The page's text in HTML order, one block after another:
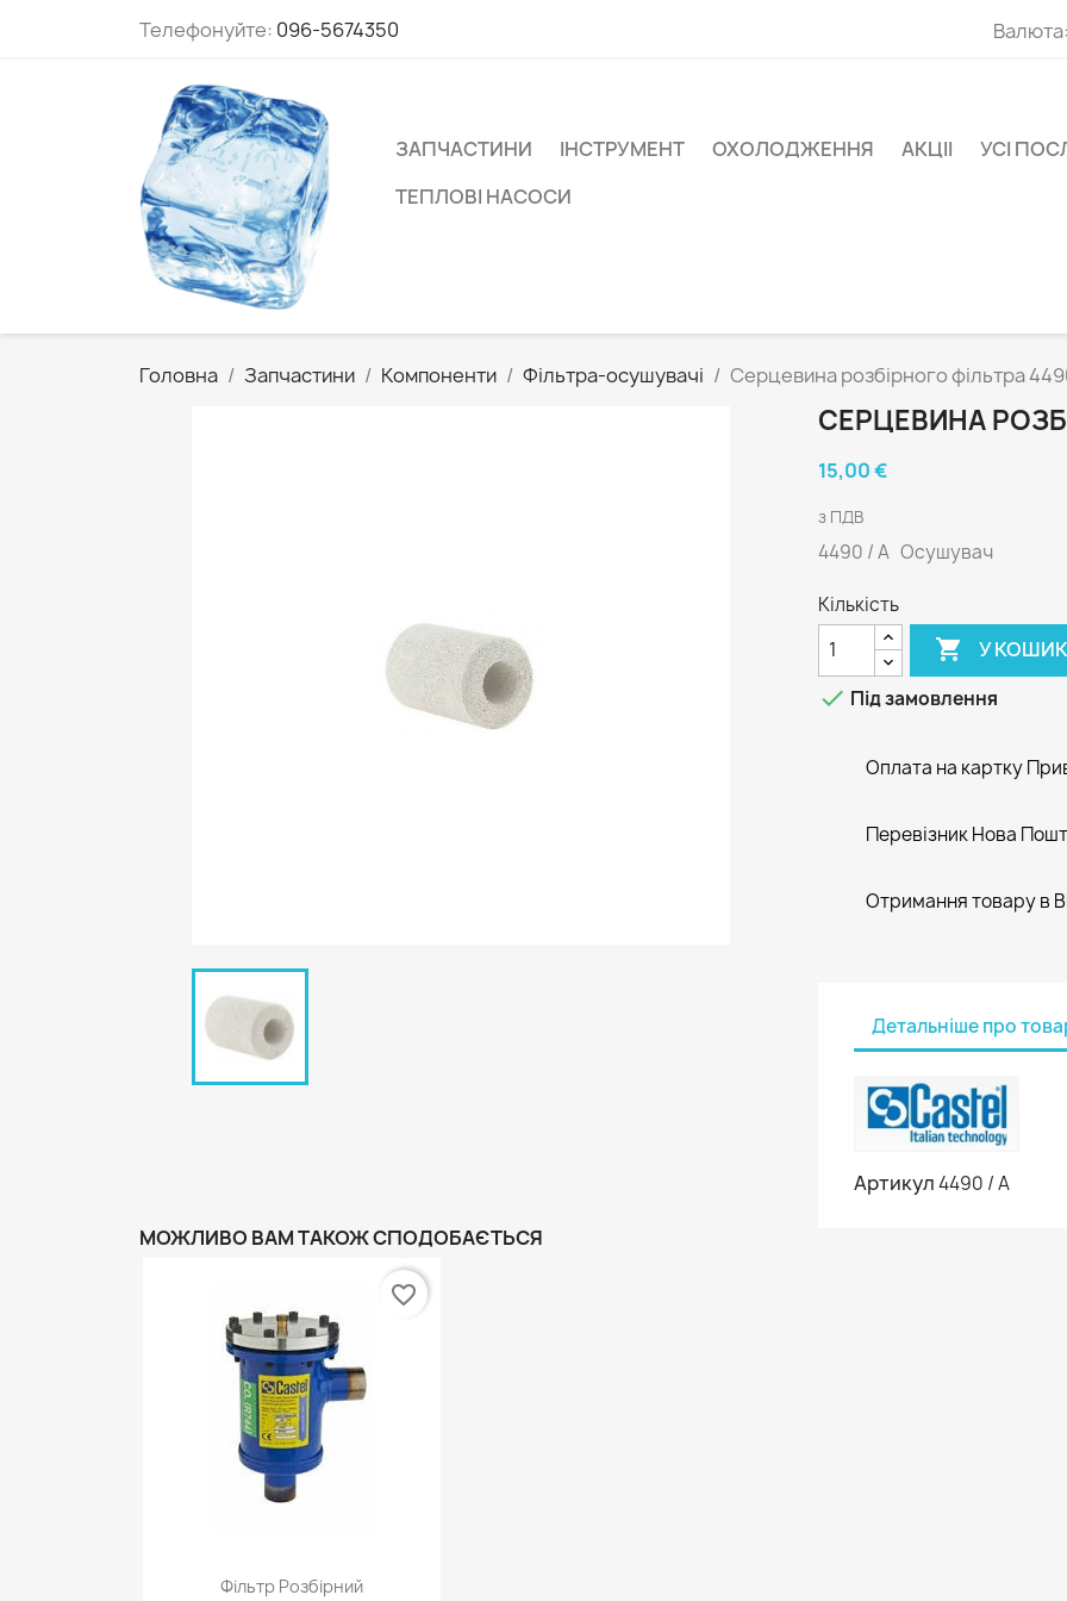
Телефонуйте: 096-5674350 Валюта:
ЗАПЧАСТИНИ ІНСТРУМЕНТ ОХОЛОДЖЕННЯ АКЦІІ УСІ
ТЕПЛОВІ НАСОСИ
Головна Запчастини Компоненти Фільтра-осушувачі Серцевина розбірного фільтра
СЕРЦЕВИНА
15,00 €
з ПДВ
4490 / А Осушувач
Кількість
 У КОШИК
 Під замовлення
Оплата на картку
Перевізник Нова
Отримання товару в
Детальніше про
Артикул4490 / А
МОЖЛИВО ВАМ ТАКОЖ СПОДОБАЄТЬСЯ
Швидкий перегляд
Фільтр Розбірний
favorite_border